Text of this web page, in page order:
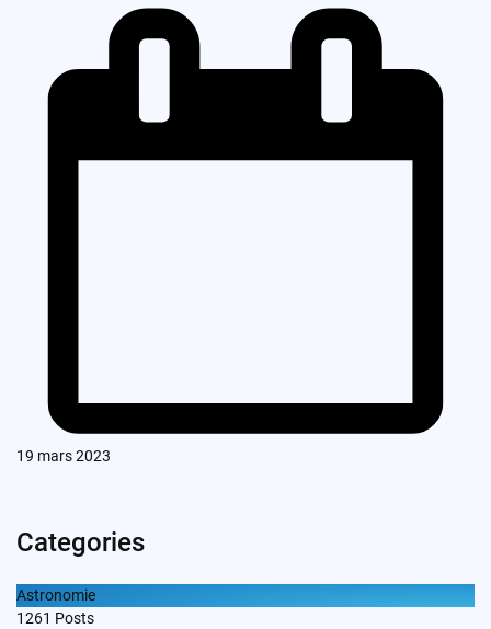
19 mars 2023
Categories
Astronomie
1261 Posts